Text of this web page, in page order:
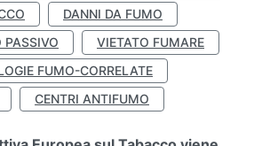
DANNI DA FUMO
PASSIVO
VIETATO FUMARE
FUMO-CORRELATE
CENTRI ANTIFUMO